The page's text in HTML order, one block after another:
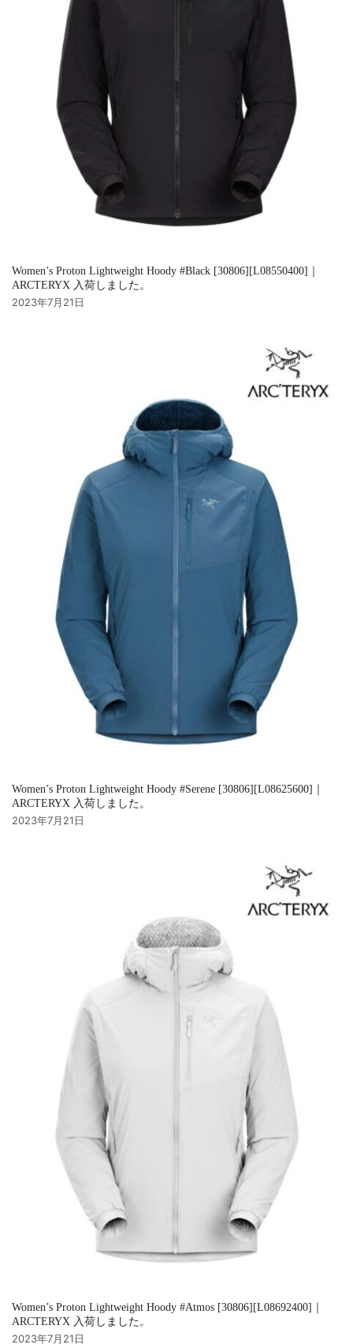
Women’s Proton Lightweight Hoody #Black [30806][L08550400]｜
ARCTERYX 入荷しました。
2023年7月21日
Women’s Proton Lightweight Hoody #Serene [30806][L08625600]｜
ARCTERYX 入荷しました。
2023年7月21日
Women’s Proton Lightweight Hoody #Atmos [30806][L08692400]｜
ARCTERYX 入荷しました。
2023年7月21日